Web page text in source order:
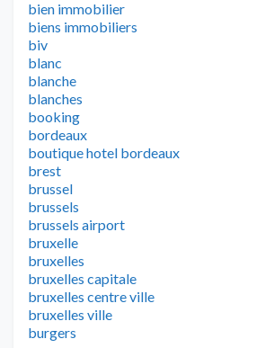
bien immobilier
biens immobiliers
biv
blanc
blanche
blanches
booking
bordeaux
boutique hotel bordeaux
brest
brussel
brussels
brussels airport
bruxelle
bruxelles
bruxelles capitale
bruxelles centre ville
bruxelles ville
burgers